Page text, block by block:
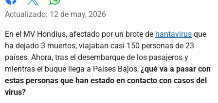
Facebook
X
Actualizado: 12 de may, 2026
En el MV Hondius, afectado por un brote de hantavirus que
ha dejado 3 muertos, viajaban casi 150 personas de 23
países. Ahora, tras el desembarque de los pasajeros y
mientras el buque llega a Países Bajos, ¿qué va a pasar con
estas personas que han estado en contacto con casos del
virus?